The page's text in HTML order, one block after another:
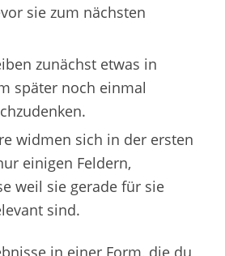
sie zum nächsten
zunächst etwas in
später noch einmal
widmen sich in der ersten
einigen Feldern,
weil sie gerade für sie
sind.